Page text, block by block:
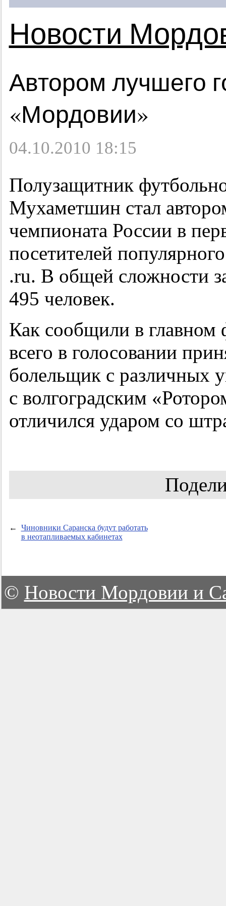
Новости
Автором лучшего
«Мордовии»
04.10.2010 18:15
Полузащитник
Мухаметшин стал
чемпионата России в
посетителей
.ru. В общей сложности
495 человек.
Как сообщили в главном
всего в голосовании
болельщик с различных
с волгоградским
отличился ударом со
←
Чиновники Саранска будут работать
в неотапливаемых кабинетах
© Новости Мордовии и